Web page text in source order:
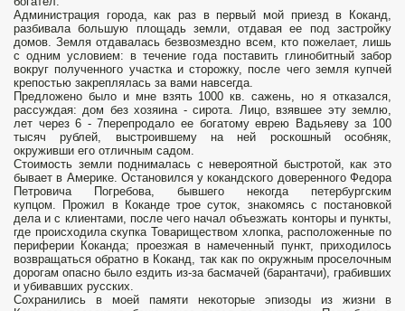
Администрация города, как раз в первый мой приезд в Коканд,
разбивала большую площадь земли, отдавая ее под застройку
домов. Земля отдавалась безвозмездно всем, кто пожелает, лишь
с одним условием: в течение года поставить глинобитный забор
вокруг полученного участка и сторожку, после чего земля купчей
крепостью закреплялась за вами навсегда.
Предложено было и мне взять 1000 кв. сажень, но я отказался,
рассуждая: дом без хозяина - сирота. Лицо, взявшее эту землю,
лет через 6 - 7перепродало ее богатому еврею Вадьяеву за 100
тысяч рублей, выстроившему на ней роскошный особняк,
окруживши его отличным садом.
Стоимость земли поднималась с невероятной быстротой, как это
бывает в Америке. Остановился у кокандского доверенного Федора
Петровича Погребова, бывшего некогда петербургским
купцом. Прожил в Коканде трое суток, знакомясь с постановкой
дела и с клиентами, после чего начал объезжать конторы и пункты,
где происходила скупка Товариществом хлопка, расположенные по
периферии Коканда; проезжая в намеченный пункт, приходилось
возвращаться обратно в Коканд, так как по окружным проселочным
дорогам опасно было ездить из-за басмачей (барантачи), грабивших
и убивавших русских.
Сохранились в моей памяти некоторые эпизоды из жизни в